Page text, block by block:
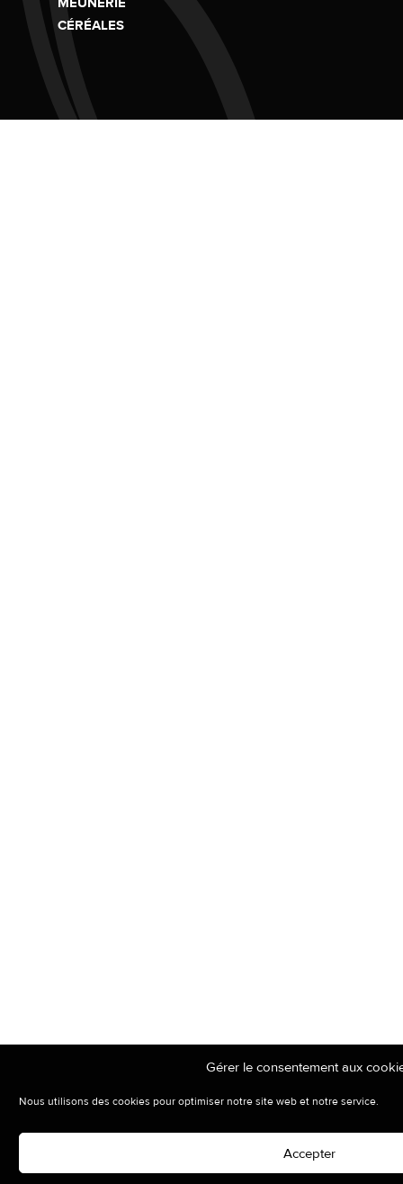
Gérer le consentement aux
Nous utilisons des cookies pour optimiser notre site web et notre service.
Accepter
CÉRÉALES